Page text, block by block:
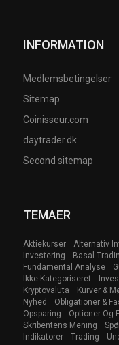
INFORMATION
Medlemsbetingelser
Sitemap
Coinisseur.com
daytrader.dk
Second sitemap
TEMAER
Aktiekurser Alternativ
Investering
Basal
Fundamental Analyse
Ikke-Kategoriseret
Kryptovaluta
Kurver &
Nyhed
Obligationer &
Opsparing
Optioner Og
Skribentens Mening
Indikatorer
Trading